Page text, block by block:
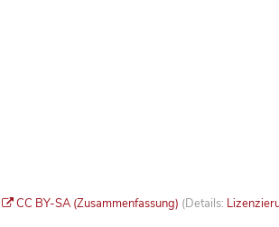
CC BY-SA (Zusammenfassung) (Details: